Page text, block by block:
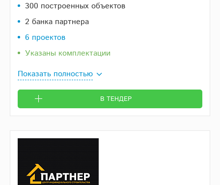
300 построенных объектов
2 банка партнера
6 проектов
Указаны комплектации
Показать полностью
В ТЕНДЕР